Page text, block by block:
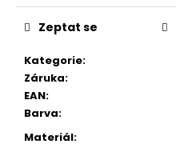
Kategorie:
Záruka:
EAN:
Barva:
Materiál:
Zeptat se
č
u
e
m
e